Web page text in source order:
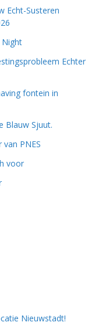
Echt-Susteren
Night
Echter
fontein in
Blauw Sjuut.
PNES
voor
Nieuwstadt!